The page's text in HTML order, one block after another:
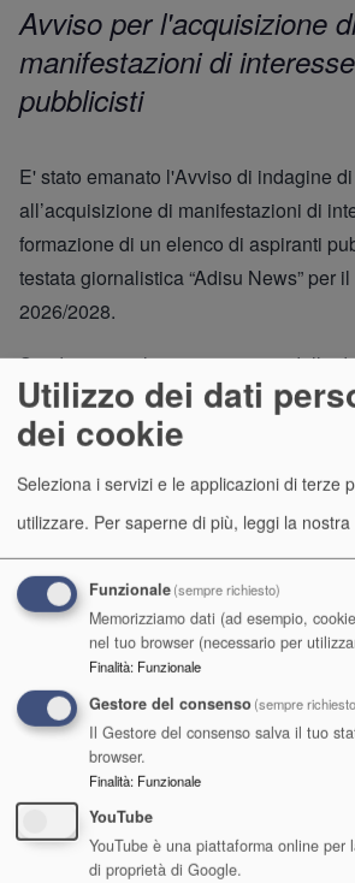
Avviso per l'acquisizione
manifestazioni di
pubblicisti
E' stato emanato l'Avviso di indagine
all’acquisizione di manifestazioni di
formazione di un elenco di aspiranti
testata giornalistica “Adisu News” per
2026/2028.
Scadenza per la presentazione delle
maggio 2026
Per info visitare il Portale Adisu alla
"Da STUDENTE a GIORNALISTA con
Intervista ad EGLE
Caricare contenuti esterni forniti
Gestisci le impostazioni sulla
Utilizzo dei dati
dei cookie
Seleziona i servizi e le applicazioni di terze
utilizzare. Per saperne di più, leggi la nostra
Funzionale(sempre richiesto)
Memorizziamo dati (ad esempio,
nel tuo browser (necessario per
Finalità: Funzionale
Gestore del consenso(sempre
Il Gestore del consenso salva il tuo
browser.
Finalità: Funzionale
YouTube
YouTube è una piattaforma online per
di proprietà di Google.